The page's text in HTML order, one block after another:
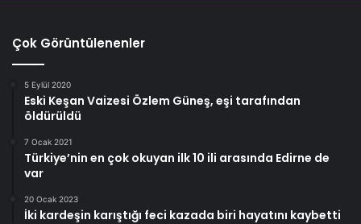
Çok Görüntülenenler
5 Eylül 2020
Eski Keşan Vaizesi Özlem Güneş, eşi tarafından
öldürüldü
7 Ocak 2021
Türkiye’nin en çok okuyan ilk 10 ili arasında Edirne de
var
20 Ocak 2023
İki kardeşin karıştığı feci kazada biri hayatını kaybetti